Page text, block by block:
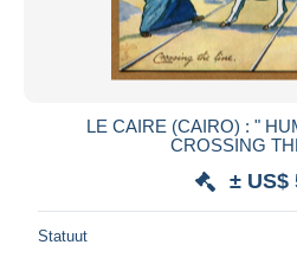
Visa
Mastercard
Bancontact
Maestro
Woonplaats van de verkoper
LE CAIRE (CAIRO) : "
CROSSING
± US$
Statuut